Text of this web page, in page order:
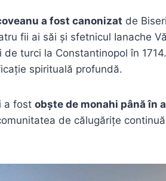
a fost canonizat de
fii ai săi și sfetnicul Ianache
de turci la Constantinopol în
spirituală profundă.
a fost obște de monahi până în
de călugărițe